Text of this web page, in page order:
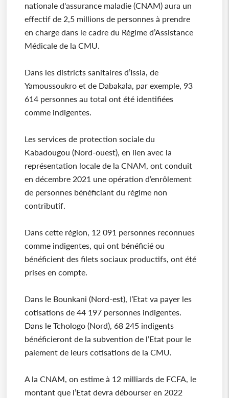
nationale d'assurance maladie (CNAM) aura un
effectif de 2,5 millions de personnes à prendre
en charge dans le cadre du Régime d’Assistance
Médicale de la CMU.
Dans les districts sanitaires d’Issia, de
Yamoussoukro et de Dabakala, par exemple, 93
614 personnes au total ont été identifiées
comme indigentes.
Les services de protection sociale du
Kabadougou (Nord-ouest), en lien avec la
représentation locale de la CNAM, ont conduit
en décembre 2021 une opération d’enrôlement
de personnes bénéficiant du régime non
contributif.
Dans cette région, 12 091 personnes reconnues
comme indigentes, qui ont bénéficié ou
bénéficient des filets sociaux productifs, ont été
prises en compte.
Dans le Bounkani (Nord-est), l’Etat va payer les
cotisations de 44 197 personnes indigentes.
Dans le Tchologo (Nord), 68 245 indigents
bénéficieront de la subvention de l’Etat pour le
paiement de leurs cotisations de la CMU.
A la CNAM, on estime à 12 milliards de FCFA, le
montant que l’Etat devra débourser en 2022